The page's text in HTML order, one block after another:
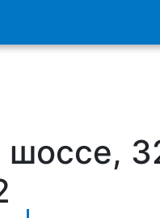
шоссе,